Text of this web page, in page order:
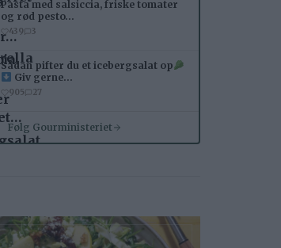
Pasta med salsiccia, friske tomater
og rød pesto…
439 3
Sådan pifter du et icebergsalat op
Giv gerne…
905 27
Følg Gourministeriet